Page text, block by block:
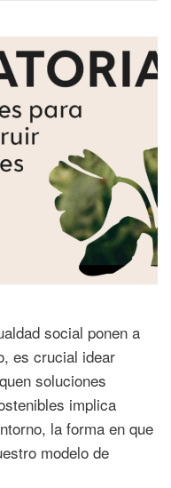
social ponen a
es crucial idear
soluciones
implica
la forma en que
modelo de